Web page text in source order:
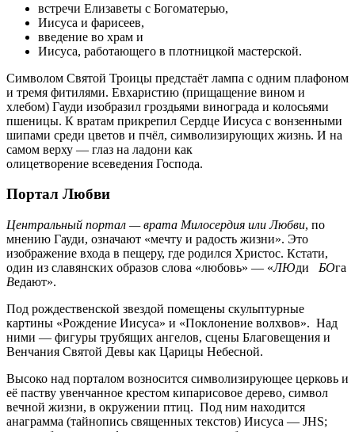
встречи Елизаветы с Богоматерью,
Иисуса и фарисеев,
введение во храм и
Иисуса, работающего в плотницкой мастерской.
Символом Святой Троицы предстаёт лампа с одним плафоном
и тремя фитилями. Евхаристию (прищащение вином и
хлебом) Гауди изобразил гроздьями винограда и колосьями
пшеницы. К вратам прикрепил Сердце Иисуса с вонзенными
шипами среди цветов и пчёл, символизирующих жизнь. И на
самом верху — глаз на ладони как
олицетворение всеведения Господа.
Портал Любви
Центральный портал — врата Милосердия или Любви, по
мнению Гауди, означают «мечту и радость жизни». Это
изображение входа в пещеру, где родился Христос. Кстати,
один из славянских образов слова «любовь» — «ЛЮди БОга
Ведают».
Под рождественской звездой помещены скульптурные
картины «Рождение Иисуса» и «Поклонение волхвов». Над
ними — фигуры трубящих ангелов, сцены Благовещения и
Венчания Святой Девы как Царицы Небесной.
Высоко над порталом возносится символизирующее церковь и
её паству увенчанное крестом кипарисовое дерево, символ
вечной жизни, в окружении птиц. Под ним находится
анаграмма (тайнопись священных текстов) Иисуса — JHS;